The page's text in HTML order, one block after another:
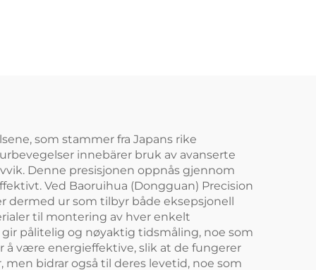
som stammer fra Japans rike
innebärer bruk av avanserte
Denne presisjonen oppnås gjennom
Ved Baoruihua (Dongguan) Precision
dermed ur som tilbyr både eksepsjonell
til montering av hver enkelt
pålitelig og nøyaktig tidsmåling, noe som
å være energieffektive, slik at de fungerer
bidrar også til deres levetid, noe som